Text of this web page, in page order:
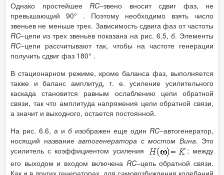
Однако простейшее RC–звено вносит сдвиг фаз, не
превышающий 90° . Поэтому необходимо взять число
звеньев не меньше трех. Зависимость сдвига фаз от частоты
RC–цепи из трех звеньев показана на рис. 6.5, б. Элементы
RC–цепи рассчитывают так, чтобы на частоте генерации
получить сдвиг фаз 180° .
В стационарном режиме, кроме баланса фаз, выполняется
также и баланс амплитуд, т. е. усиление усилительного
каскада становится равным ослаблению цепи обратной
связи, так что амплитуда напряжения цепи обратной связи,
а значит и выходного, остается постоянной.
На рис. 6.6, а и бизображен еще один RC–автогенератор,
носящий название автогенератора с мостом Вина. Это
усилитель с коэффициентом усиления
; между
его выходом и входом включена RC–цепь обратной связи.
Как и в других генераторах, для самовозбуждения колебаний